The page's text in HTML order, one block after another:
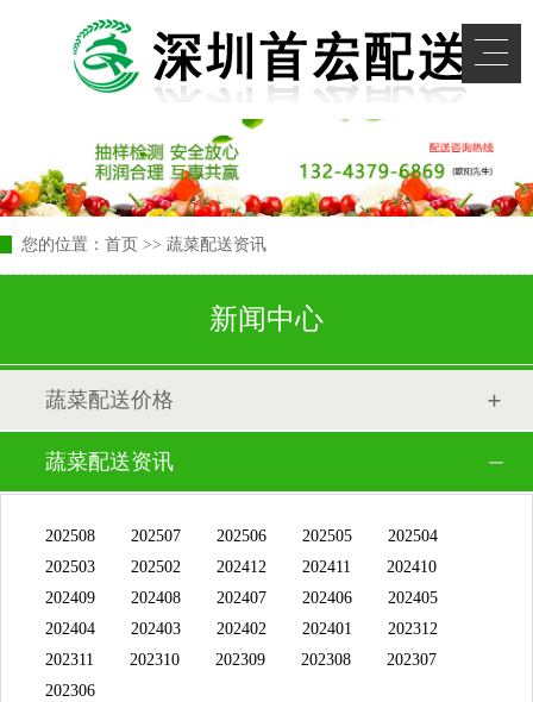
您的位置： 首页 >> 蔬菜配送资讯
新闻中心
蔬菜配送价格
蔬菜配送资讯
202508 202507 202506 202505
202504
202503
202502 202412 202411
202410
202409
202408 202407 202406
202405
202404
202403 202402 202401
202312
202311
202310 202309 202308
202307
202306